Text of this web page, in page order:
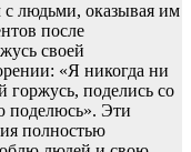
людьми, оказывая им
после
своей
«Я никогда ни
горжусь, поделись со
поделюсь». Эти
полностью